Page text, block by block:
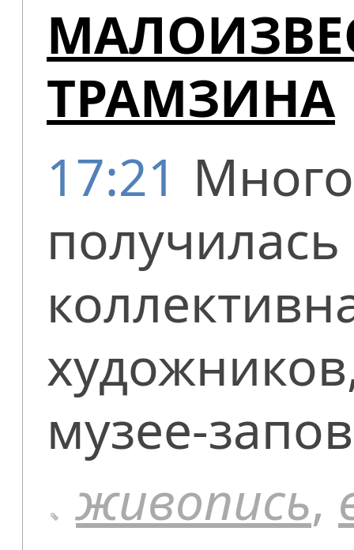
ТРАМЗИНА
17:21
музее-
живопись,